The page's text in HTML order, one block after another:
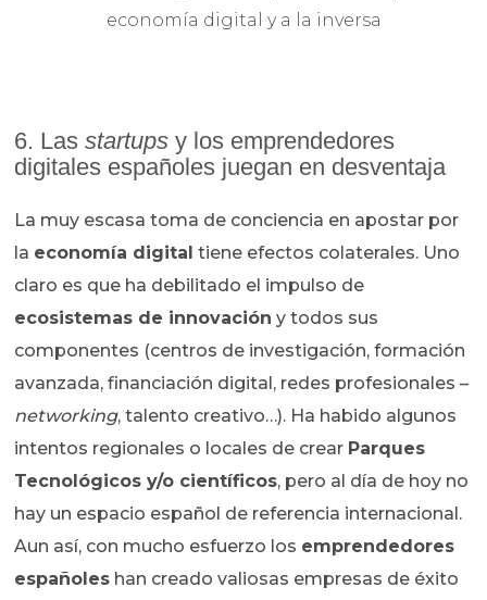
economía digital y a la inversa
6. Lasstartups y los emprendedores
digitales españoles juegan en desventaja
La muy escasa toma de conciencia en apostar por
la economía digital tiene efectos colaterales. Uno
claro es que ha debilitado el impulso de
ecosistemas de innovación y todos sus
componentes (centros de investigación, formación
avanzada, financiación digital, redes profesionales –
networking, talento creativo…). Ha habido algunos
intentos regionales o locales de crear Parques
Tecnológicos y/o científicos, pero al día de hoy no
hay un espacio español de referencia internacional.
Aun así, con mucho esfuerzo los emprendedores
españoles han creado valiosas empresas de éxito